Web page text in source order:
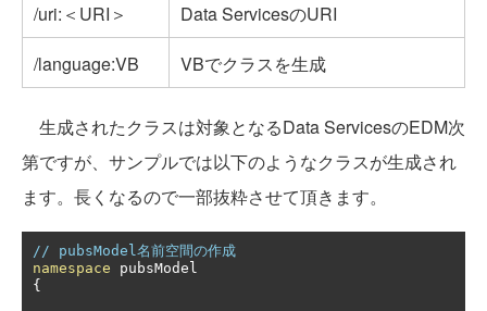
/uri:＜URI＞
Data ServicesのURI
/language:VB
VBでクラスを生成
生成されたクラスは対象となるData ServicesのEDM次
第ですが、サンプルでは以下のようなクラスが生成され
ます。長くなるので一部抜粋させて頂きます。
// pubsModel名前空間の作成
namespace
{